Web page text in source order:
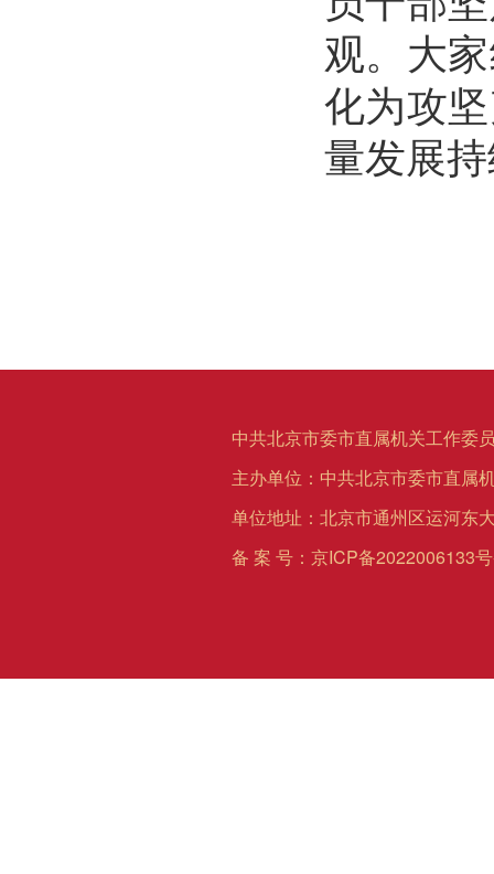
观。大
化为攻
量发展
中共北京市委市直属机关工作委
主办单位：中共北京市委市直属
单位地址：北京市通州区运河东
备 案 号： 京ICP备2022006133